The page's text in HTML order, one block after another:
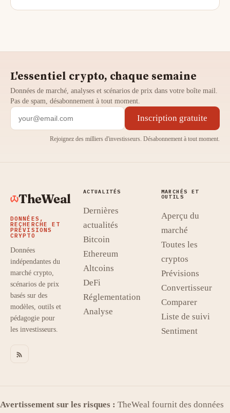
L'essentiel crypto, chaque semaine
Données de marché, analyses et scénarios de prix dans votre boîte mail.
Pas de spam, désabonnement à tout moment.
Inscription gratuite
Rejoignez des milliers d'investisseurs. Désabonnement à tout moment.
TheWeal
DONNÉES,
RECHERCHE ET
PRÉVISIONS
CRYPTO
Données
indépendantes du
marché crypto,
scénarios de prix
basés sur des
modèles, outils et
pédagogie pour
les investisseurs.
ACTUALITÉS
Dernières
actualités
Bitcoin
Ethereum
Altcoins
DeFi
Réglementation
Analyse
MARCHÉS ET
OUTILS
Aperçu du
marché
Toutes les
cryptos
Prévisions
Convertisseur
Comparer
Liste de suivi
Sentiment
Avertissement sur les risques : TheWeal fournit des données